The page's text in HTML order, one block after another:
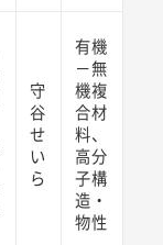
守
谷
せ
い
ら
有機
－無
機複
合材
料、
高分
子構
造・
物性